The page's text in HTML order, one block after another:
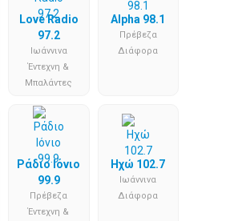
Love Radio
97.2
Iωάννινα
Έντεχνη &
Μπαλάντες
Alpha 98.1
Πρέβεζα
Διάφορα
Ράδιο Ιόνιο
99.9
Πρέβεζα
Έντεχνη &
Ηχώ 102.7
Iωάννινα
Διάφορα